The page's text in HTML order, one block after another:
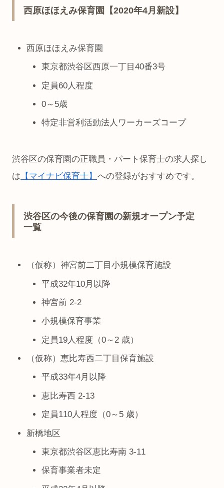
西原ほほえみ保育園【2020年4月新設】
西原ほほえみ保育園
東京都渋谷区西原一丁目40番3号
定員60人程度
0～5歳
特定非営利活動法人ワーカーズコープ
渋谷区の保育園の正職員・パート保育士の求人探し
は 【マイナビ保育士】 への登録がおすすめです。
渋谷区の今後の保育園の新規オープン予定
一覧
（仮称）神宮前二丁目小規模保育施設
平成32年10月以降
神宮前 2-2
小規模保育事業
定員19人程度（0～2 歳）
（仮称）恵比寿西二丁目保育施設
平成33年4月以降
恵比寿西 2-13
定員110人程度（0～5 歳）
新橋地区
東京都渋谷区恵比寿南 3-11
保育事業者未定